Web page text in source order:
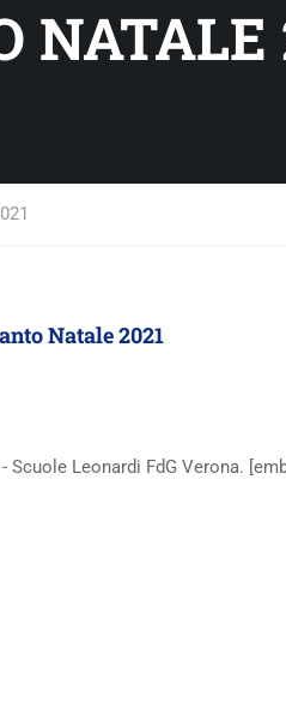
NATALE
Natale 2021
Scuole Leonardi FdG Verona.